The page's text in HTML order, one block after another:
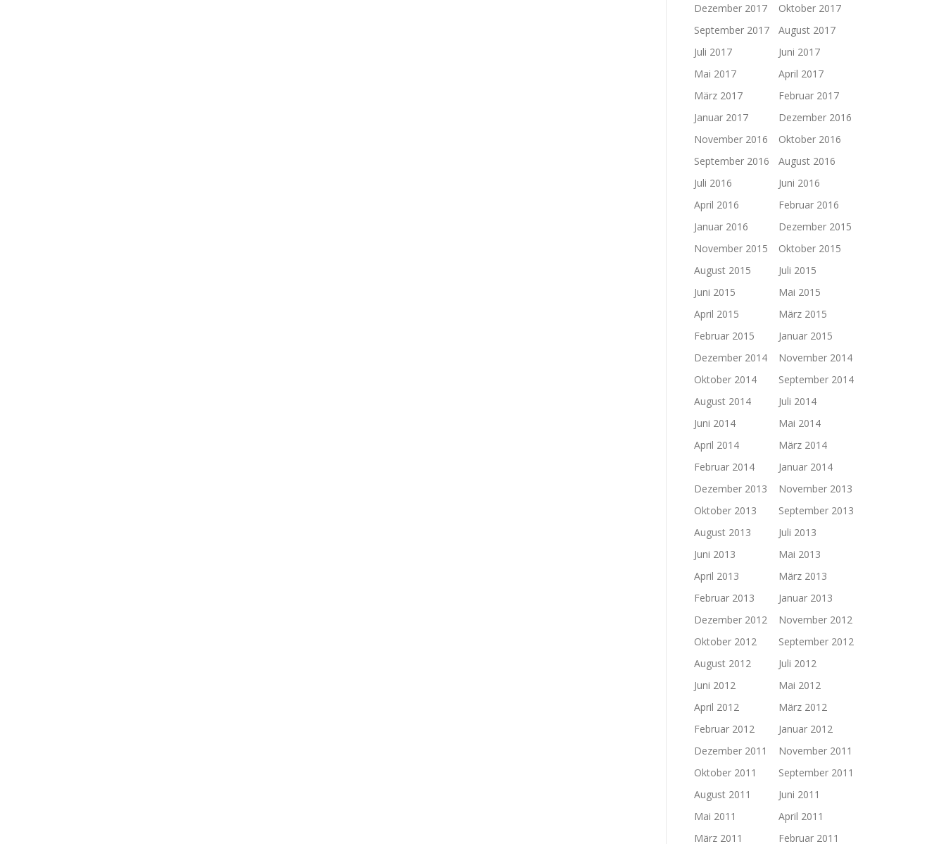
Dezember 2017
Oktober 2017
September 2017
August 2017
Juli 2017
Juni 2017
Mai 2017
April 2017
März 2017
Februar 2017
Januar 2017
Dezember 2016
November 2016
Oktober 2016
September 2016
August 2016
Juli 2016
Juni 2016
April 2016
Februar 2016
Januar 2016
Dezember 2015
November 2015
Oktober 2015
August 2015
Juli 2015
Juni 2015
Mai 2015
April 2015
März 2015
Februar 2015
Januar 2015
Dezember 2014
November 2014
Oktober 2014
September 2014
August 2014
Juli 2014
Juni 2014
Mai 2014
April 2014
März 2014
Februar 2014
Januar 2014
Dezember 2013
November 2013
Oktober 2013
September 2013
August 2013
Juli 2013
Juni 2013
Mai 2013
April 2013
März 2013
Februar 2013
Januar 2013
Dezember 2012
November 2012
Oktober 2012
September 2012
August 2012
Juli 2012
Juni 2012
Mai 2012
April 2012
März 2012
Februar 2012
Januar 2012
Dezember 2011
November 2011
Oktober 2011
September 2011
August 2011
Juni 2011
Mai 2011
April 2011
März 2011
Februar 2011